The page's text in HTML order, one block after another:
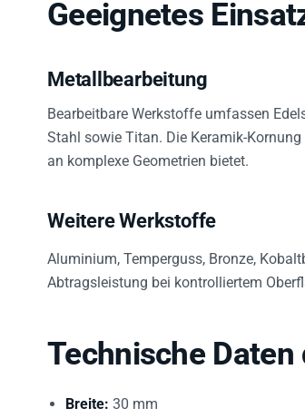
Geeignetes
Metallbearbeitung
Bearbeitbare Werkstoffe umfassen
Stahl sowie Titan. Die Keramik-
an komplexe Geometrien bietet.
Weitere Werkstoffe
Aluminium, Temperguss, Bronze,
Abtragsleistung bei kontrolliertem
Technische Daten
Breite: 30 mm